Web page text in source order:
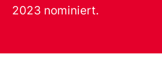
2023 nominiert.